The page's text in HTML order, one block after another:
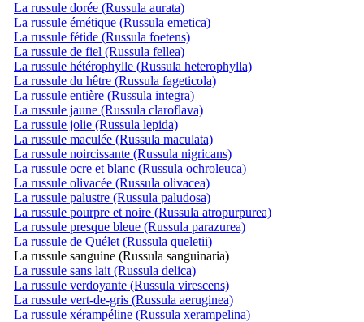
La russule dorée (Russula aurata)
La russule émétique (Russula emetica)
La russule fétide (Russula foetens)
La russule de fiel (Russula fellea)
La russule hétérophylle (Russula heterophylla)
La russule du hêtre (Russula fageticola)
La russule entière (Russula integra)
La russule jaune (Russula claroflava)
La russule jolie (Russula lepida)
La russule maculée (Russula maculata)
La russule noircissante (Russula nigricans)
La russule ocre et blanc (Russula ochroleuca)
La russule olivacée (Russula olivacea)
La russule palustre (Russula paludosa)
La russule pourpre et noire (Russula atropurpurea)
La russule presque bleue (Russula parazurea)
La russule de Quélet (Russula queletii)
La russule sanguine (Russula sanguinaria)
La russule sans lait (Russula delica)
La russule verdoyante (Russula virescens)
La russule vert-de-gris (Russula aeruginea)
La russule xérampéline (Russula xerampelina)